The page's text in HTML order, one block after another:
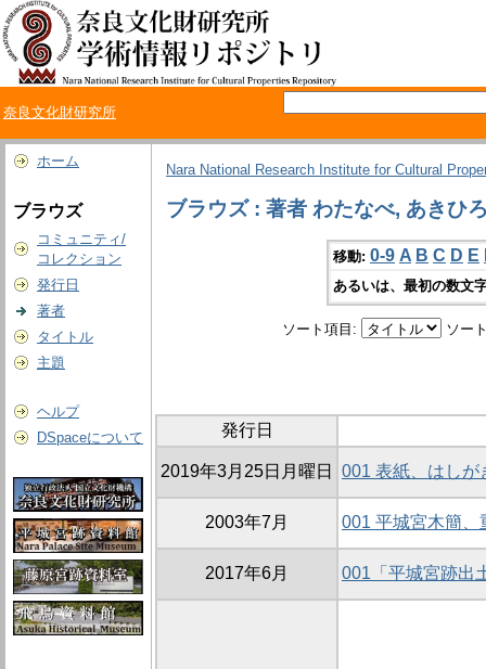
奈良文化財研究所
ホーム
ブラウズ
コミュニティ/
コレクション
発行日
著者
タイトル
主題
ヘルプ
DSpaceについて
Nara National Research Institute for Cultural
ブラウズ : 著者 わたなべ, あきひ
移動: 0-9 A B C D E
あるいは、最初の数文
ソート項目: ソー
発行日
2019年3月25日月曜日 001 表紙、はしが
2003年7月 001 平城宮木簡、
2017年6月 001「平城宮跡出